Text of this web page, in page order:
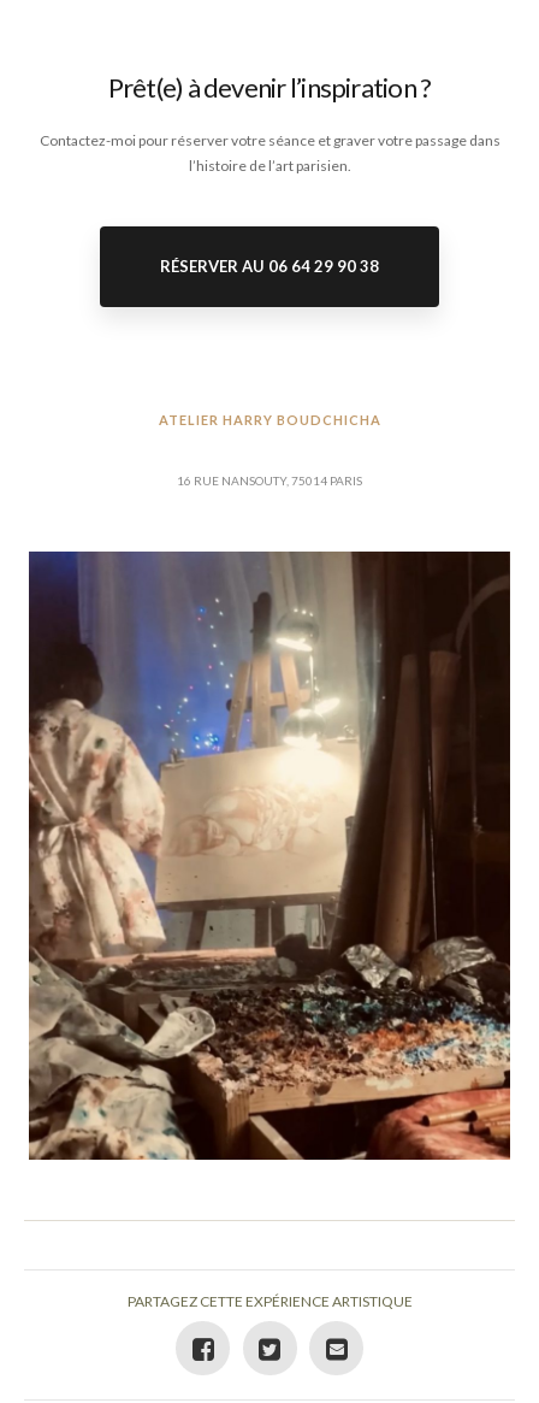
Prêt(e) à devenir l’inspiration ?
Contactez-moi pour réserver votre séance et graver votre passage dans
l’histoire de l’art parisien.
RÉSERVER AU 06 64 29 90 38
ATELIER HARRY BOUDCHICHA
16 RUE NANSOUTY, 75014 PARIS
PARTAGEZ CETTE EXPÉRIENCE ARTISTIQUE